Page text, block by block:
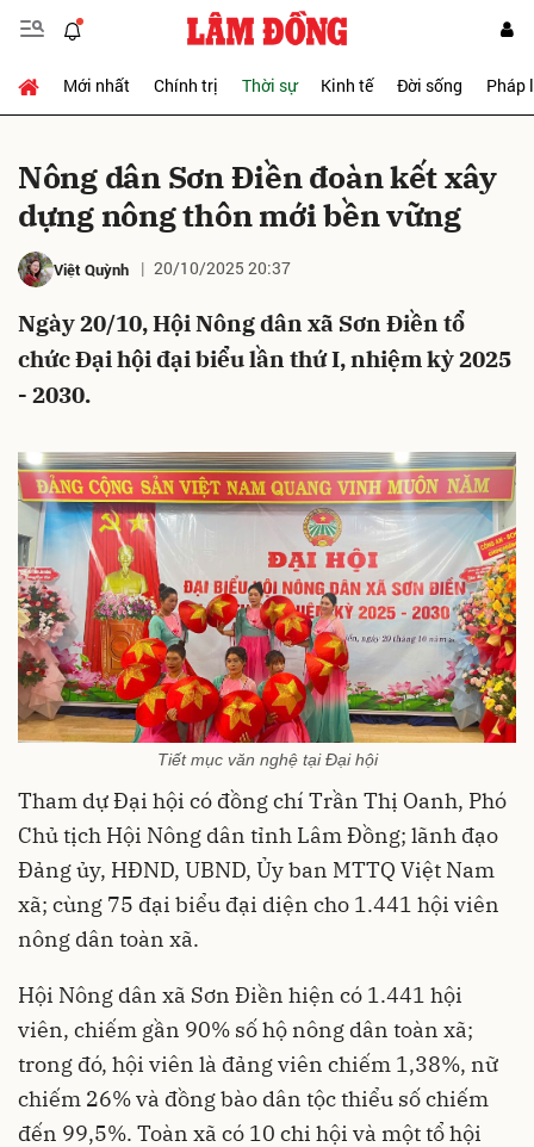
Mới nhất Chính trị Thời sự Kinh tế Đời sống Pháp
Nông dân Sơn Điền đoàn kết xây
dựng nông thôn mới bền vững
Việt Quỳnh 20/10/2025 20:37
Ngày 20/10, Hội Nông dân xã Sơn Điền tổ
chức Đại hội đại biểu lần thứ I, nhiệm kỳ 2025
- 2030.
Tiết mục văn nghệ tại Đại hội
Tham dự Đại hội có đồng chí Trần Thị Oanh, Phó
Chủ tịch Hội Nông dân tỉnh Lâm Đồng; lãnh đạo
Đảng ủy, HĐND, UBND, Ủy ban MTTQ Việt Nam
xã; cùng 75 đại biểu đại diện cho 1.441 hội viên
nông dân toàn xã.
Hội Nông dân xã Sơn Điền hiện có 1.441 hội
viên, chiếm gần 90% số hộ nông dân toàn xã;
trong đó, hội viên là đảng viên chiếm 1,38%, nữ
chiếm 26% và đồng bào dân tộc thiểu số chiếm
đến 99,5%. Toàn xã có 10 chi hội và một tổ hội
Gửi bình luận
Hủy Gửi